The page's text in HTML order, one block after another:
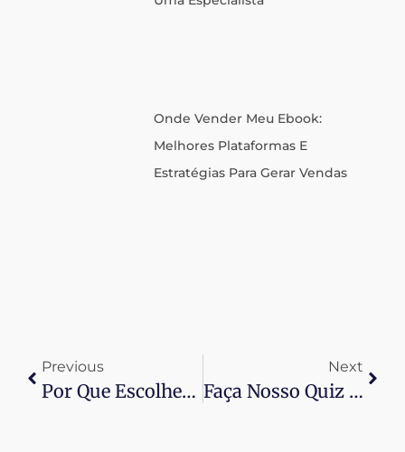
Onde Vender Meu Ebook:
Melhores Plataformas E
Estratégias Para Gerar Vendas
Previous
Por Que Escolher A CMB Sua Agência De Redes Sociais?
Next
Faça Nosso Quiz E Ganhe CRM Grátis